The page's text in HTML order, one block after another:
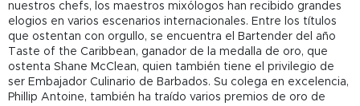
nuestros chefs, los maestros mixólogos han recibido grandes
elogios en varios escenarios internacionales. Entre los títulos
que ostentan con orgullo, se encuentra el Bartender del año
Taste of the Caribbean, ganador de la medalla de oro, que
ostenta Shane McClean, quien también tiene el privilegio de
ser Embajador Culinario de Barbados. Su colega en excelencia,
Phillip Antoine, también ha traído varios premios de oro de